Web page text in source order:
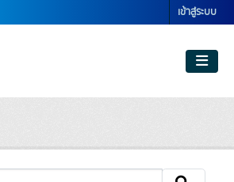
เข้าสู่ระบบ